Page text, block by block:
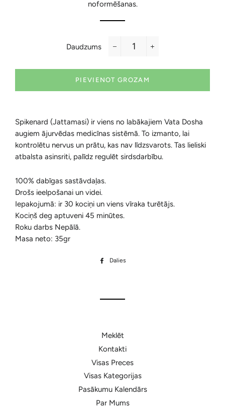
noformēšanas.
Daudzums
PIEVIENOT GROZAM
Spikenard (Jattamasi) ir viens no labākajiem Vata Dosha
augiem ājurvēdas medicīnas sistēmā. To izmanto, lai
kontrolētu nervus un prātu, kas nav līdzsvarots. Tas lieliski
atbalsta asinsriti, palīdz regulēt sirdsdarbību.
100% dabīgas sastāvdaļas.
Drošs ieelpošanai un videi.
Iepakojumā: ir 30 kociņi un viens vīraka turētājs.
Kociņš deg aptuveni 45 minūtes.
Roku darbs Nepālā.
Masa neto: 35gr
Dalies
Meklēt
Kontakti
Visas Preces
Visas Kategorijas
Pasākumu Kalendārs
Par Mums